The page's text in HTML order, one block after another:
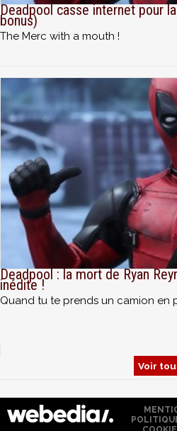
Deadpool casse internet pour
bonus)
The Merc with a mouth !
Deadpool : la mort de Ryan
inédite !
Quand tu te prends un camion en
Voir